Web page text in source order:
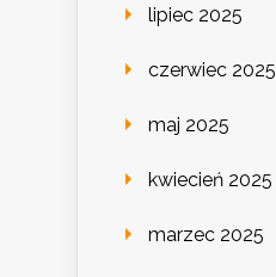
lipiec 2025
czerwiec 2025
maj 2025
kwiecień 2025
marzec 2025